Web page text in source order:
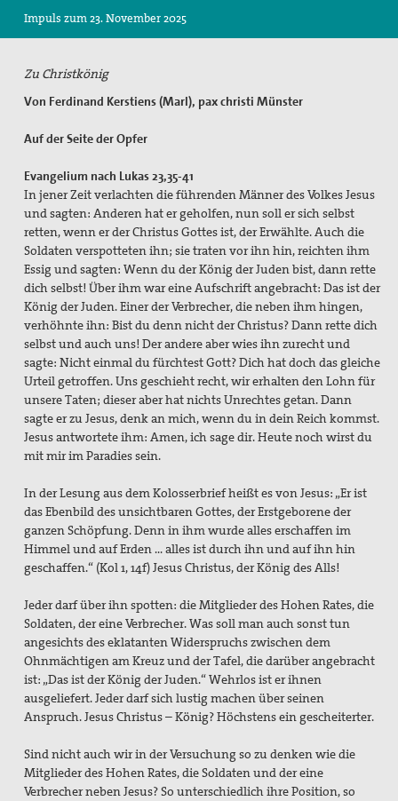
Suche
Impuls zum 23. November 2025
Zu Christkönig
Von Ferdinand Kerstiens (Marl), pax christi Münster
Auf der Seite der Opfer
Evangelium nach Lukas 23,35-41
In jener Zeit verlachten die führenden Männer des Volkes Jesus
und sagten: Anderen hat er geholfen, nun soll er sich selbst
retten, wenn er der Christus Gottes ist, der Erwählte. Auch die
Soldaten verspotteten ihn; sie traten vor ihn hin, reichten ihm
Essig und sagten: Wenn du der König der Juden bist, dann rette
dich selbst! Über ihm war eine Aufschrift angebracht: Das ist der
König der Juden. Einer der Verbrecher, die neben ihm hingen,
verhöhnte ihn: Bist du denn nicht der Christus? Dann rette dich
selbst und auch uns! Der andere aber wies ihn zurecht und
sagte: Nicht einmal du fürchtest Gott? Dich hat doch das gleiche
Urteil getroffen. Uns geschieht recht, wir erhalten den Lohn für
unsere Taten; dieser aber hat nichts Unrechtes getan. Dann
sagte er zu Jesus, denk an mich, wenn du in dein Reich kommst.
Jesus antwortete ihm: Amen, ich sage dir. Heute noch wirst du
mit mir im Paradies sein.
In der Lesung aus dem Kolosserbrief heißt es von Jesus: „Er ist
das Ebenbild des unsichtbaren Gottes, der Erstgeborene der
ganzen Schöpfung. Denn in ihm wurde alles erschaffen im
Himmel und auf Erden … alles ist durch ihn und auf ihn hin
geschaffen.“ (Kol 1, 14f) Jesus Christus, der König des Alls!
Jeder darf über ihn spotten: die Mitglieder des Hohen Rates, die
Soldaten, der eine Verbrecher. Was soll man auch sonst tun
angesichts des eklatanten Widerspruchs zwischen dem
Ohnmächtigen am Kreuz und der Tafel, die darüber angebracht
ist: „Das ist der König der Juden.“ Wehrlos ist er ihnen
ausgeliefert. Jeder darf sich lustig machen über seinen
Anspruch. Jesus Christus – König? Höchstens ein gescheiterter.
Sind nicht auch wir in der Versuchung so zu denken wie die
Mitglieder des Hohen Rates, die Soldaten und der eine
Verbrecher neben Jesus? So unterschiedlich ihre Position, so